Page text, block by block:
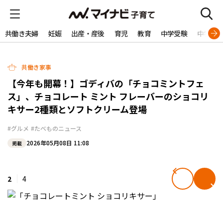
共働き夫婦 妊娠 出産・産後 育児 教育 中学受験 中学生
共働き家事
【今年も開幕！】ゴディバの「チョコミントフェ
ス」、チョコレート ミント フレーバーのショコリ
キサー2種類とソフトクリーム登場
#グルメ #たべものニュース
掲載 2026年05月08日 11:08
2 4